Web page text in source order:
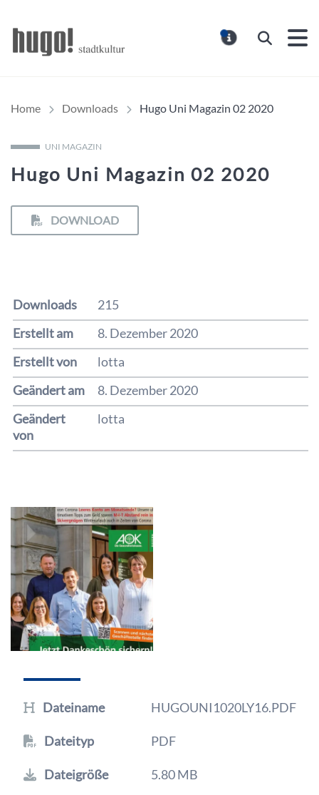
Suchen
Home Downloads Hugo Uni Magazin 02 2020
UNI MAGAZIN
Hugo Uni Magazin 02 2020
DOWNLOAD
Downloads
215
Erstellt am
8. Dezember 2020
Erstellt von
lotta
Geändert am
8. Dezember 2020
Geändert
von
lotta
Dateiname HUGOUNI1020LY16.PDF
Dateityp PDF
Dateigröße 5.80 MB